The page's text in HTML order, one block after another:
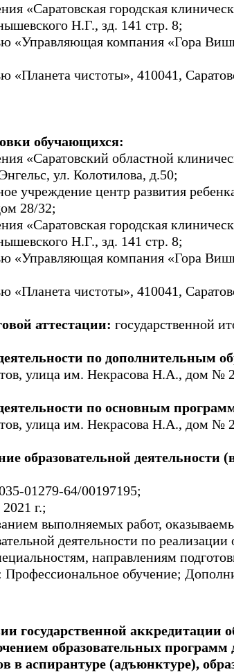
«Саратовская городская
Н.Г., зд. 141 стр. 8;
«Управляющая компания
«Планета чистоты», 410041,
обучающихся:
«Саратовский областной
ул. Колотилова, д.50;
учреждение центр развития
28/32;
«Саратовская городская
Н.Г., зд. 141 стр. 8;
«Управляющая компания
«Планета чистоты», 410041,
аттестации: государственной
по дополнительным
улица им. Некрасова Н.А., дом
по основным
улица им. Некрасова Н.А., дом
образовательной деятельности
01279-64/00197195;
г.;
выполняемых работ,
деятельности по
направлениям
Профессиональное обучение;
государственной аккредитации
образовательных
в аспирантуре (адъюнктуре),